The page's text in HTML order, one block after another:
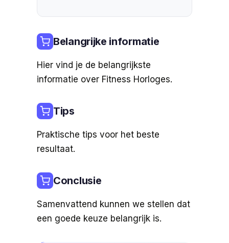
Belangrijke informatie
Hier vind je de belangrijkste
informatie over Fitness Horloges.
Tips
Praktische tips voor het beste
resultaat.
Conclusie
Samenvattend kunnen we stellen dat
een goede keuze belangrijk is.